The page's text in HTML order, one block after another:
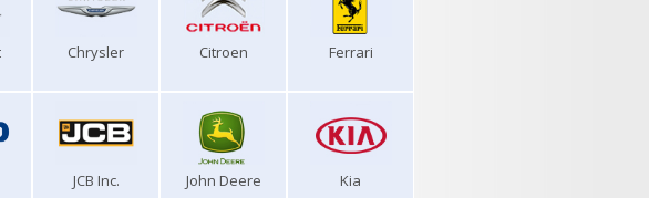
Chrysler Citroen Ferrari
JCB Inc. John Deere Kia